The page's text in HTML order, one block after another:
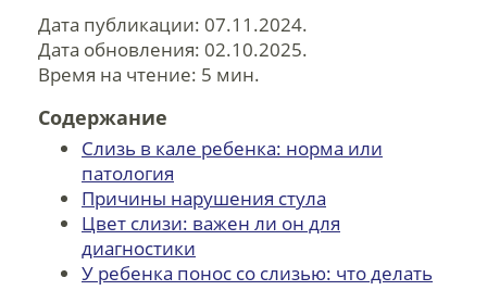
Дата публикации: 07.11.2024.
Дата обновления: 02.10.2025.
Время на чтение: 5 мин.
Содержание
Слизь в кале ребенка: норма или
патология
Причины нарушения стула
Цвет слизи: важен ли он для
диагностики
У ребенка понос со слизью: что делать